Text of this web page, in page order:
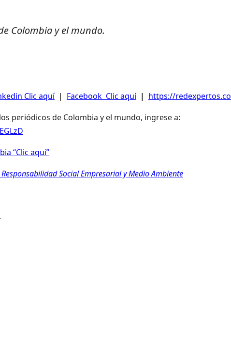
Colombia y el mundo.
Clic aquí| Facebook Clic aquí| https://
periódicos de Colombia y el mundo, ingrese a:
“Clic aquí”
Social Empresarial y Medio Ambiente